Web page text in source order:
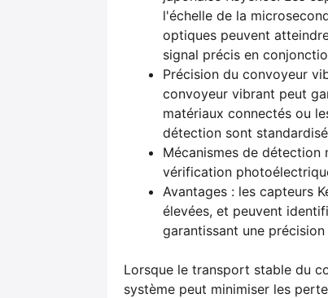
l'échelle de la
optiques peuvent
signal précis en
Précision du convoyeur
convoyeur vibrant peut
matériaux connectés ou
détection sont
Mécanismes de
vérification
Avantages : les capteurs
élevées, et peuvent
garantissant une
Lorsque le transport stable du
système peut minimiser les